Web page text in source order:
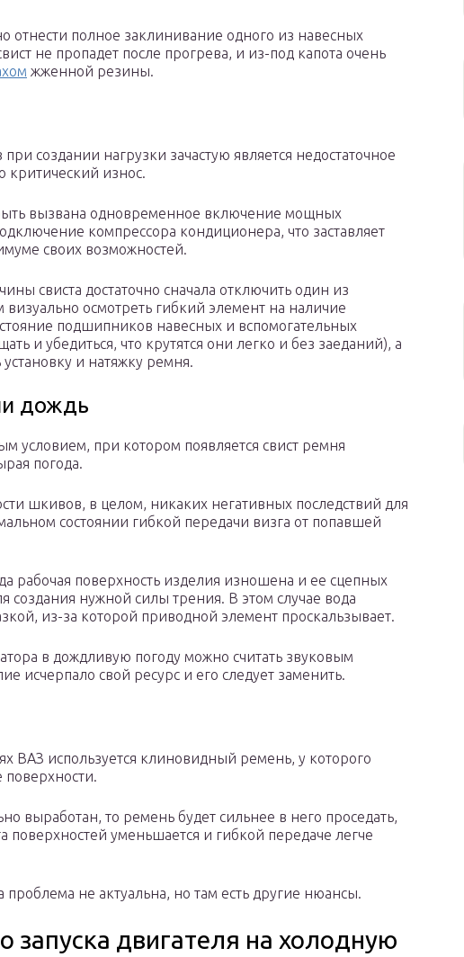
отнести полное заклинивание одного из навесных
не пропадет после прогрева, и из-под капота очень
жженной резины.
создании нагрузки зачастую является недостаточное
критический износ.
вызвана одновременное включение мощных
компрессора кондиционера, что заставляет
своих возможностей.
свиста достаточно сначала отключить один из
визуально осмотреть гибкий элемент на наличие
подшипников навесных и вспомогательных
и убедиться, что крутятся они легко и без заеданий), а
и натяжку ремня.
дождь
условием, при котором появляется свист ремня
погода.
шкивов, в целом, никаких негативных последствий для
состоянии гибкой передачи визга от попавшей
рабочая поверхность изделия изношена и ее сцепных
создания нужной силы трения. В этом случае вода
из-за которой приводной элемент проскальзывает.
в дождливую погоду можно считать звуковым
исчерпало свой ресурс и его следует заменить.
ВАЗ используется клиновидный ремень, у которого
выработан, то ремень будет сильнее в него проседать,
поверхностей уменьшается и гибкой передаче легче
не актуальна, но там есть другие нюансы.
запуска двигателя на холодную